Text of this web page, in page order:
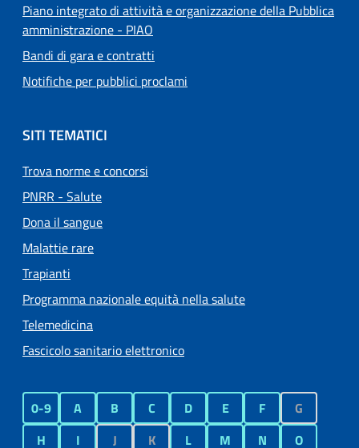
Piano integrato di attività e organizzazione della Pubblica
amministrazione - PIAO
Bandi di gara e contratti
Notifiche per pubblici proclami
SITI TEMATICI
Trova norme e concorsi
PNRR - Salute
Dona il sangue
Malattie rare
Trapianti
Programma nazionale equità nella salute
Telemedicina
Fascicolo sanitario elettronico
0-9 A B C D E F
G
H
I J K L M N
O